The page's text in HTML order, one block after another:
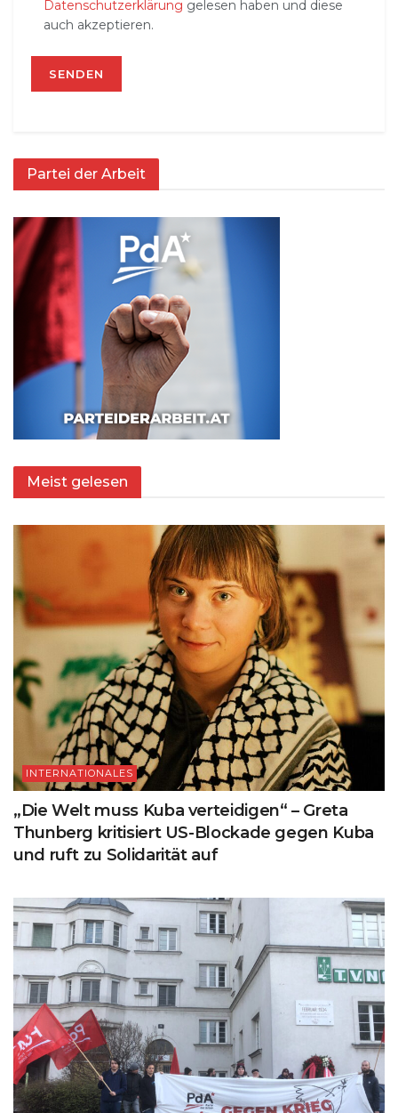
Datenschutzerklärung gelesen haben und diese
auch akzeptieren.
Partei der Arbeit
Meist gelesen
INTERNATIONALES
„Die Welt muss Kuba verteidigen“ – Greta
Thunberg kritisiert US-Blockade gegen Kuba
und ruft zu Solidarität auf